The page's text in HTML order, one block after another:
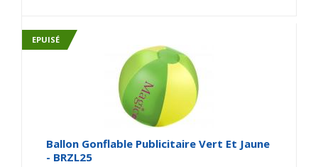
EPUISÉ
Ballon Gonflable Publicitaire Vert Et Jaune
- BRZL25